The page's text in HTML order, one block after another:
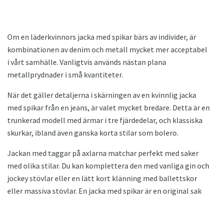
Om en läderkvinnors jacka med spikar bärs av individer, är
kombinationen av denim och metall mycket mer acceptabel
i vårt samhälle. Vanligtvis används nästan plana
metallprydnader i små kvantiteter.
När det gäller detaljerna i skärningen av en kvinnlig jacka
med spikar från en jeans, är valet mycket bredare. Detta är en
trunkerad modell med ärmar i tre fjärdedelar, och klassiska
skurkar, ibland även ganska korta stilar som bolero.
Jackan med taggar på axlarna matchar perfekt med saker
med olika stilar. Du kan komplettera den med vanliga gin och
jockey stövlar eller en lätt kort klänning med ballettskor
eller massiva stövlar. En jacka med spikar är en original sak